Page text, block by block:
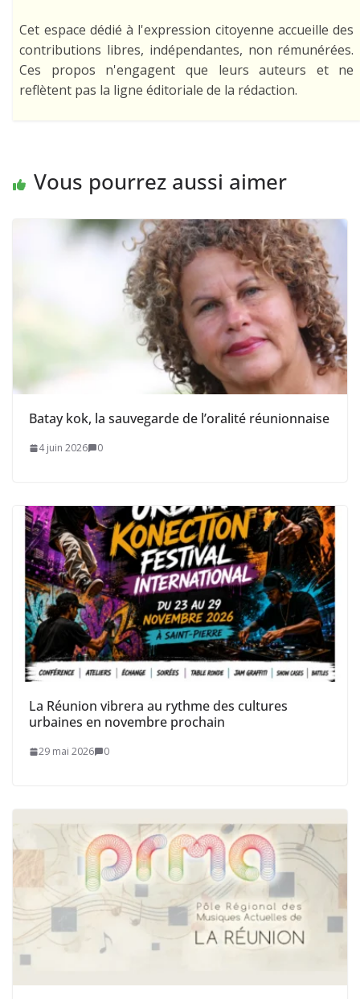
Cet espace dédié à l'expression citoyenne accueille des
contributions libres, indépendantes, non rémunérées.
Ces propos n'engagent que leurs auteurs et ne
reflètent pas la ligne éditoriale de la rédaction.
Vous pourrez aussi aimer
Batay kok, la sauvegarde de l’oralité réunionnaise
4 juin 2026 0
La Réunion vibrera au rythme des cultures
urbaines en novembre prochain
29 mai 2026 0